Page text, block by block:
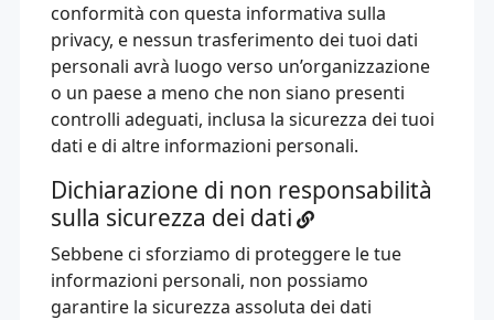
conformità con questa informativa sulla
privacy, e nessun trasferimento dei tuoi dati
personali avrà luogo verso un’organizzazione
o un paese a meno che non siano presenti
controlli adeguati, inclusa la sicurezza dei tuoi
dati e di altre informazioni personali.
Dichiarazione di non responsabilità
sulla sicurezza dei dati
Sebbene ci sforziamo di proteggere le tue
informazioni personali, non possiamo
garantire la sicurezza assoluta dei dati